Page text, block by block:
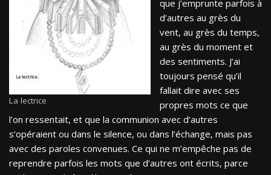
La lectrice
que j’emprunte parfois à
d’autres au grès du
vent, au grès du temps,
au grès du moment et
des sentiments. J’ai
toujours pensé qu’il
fallait dire avec ses
propres mots ce que
l’on ressentait, et que la communion avec d’autres
s’opéraient ou dans le silence, ou dans l’échange, mais pas
avec des paroles convenues. Ce qui ne m’empêche pas de
reprendre parfois les mots que d’autres ont écrits, parce